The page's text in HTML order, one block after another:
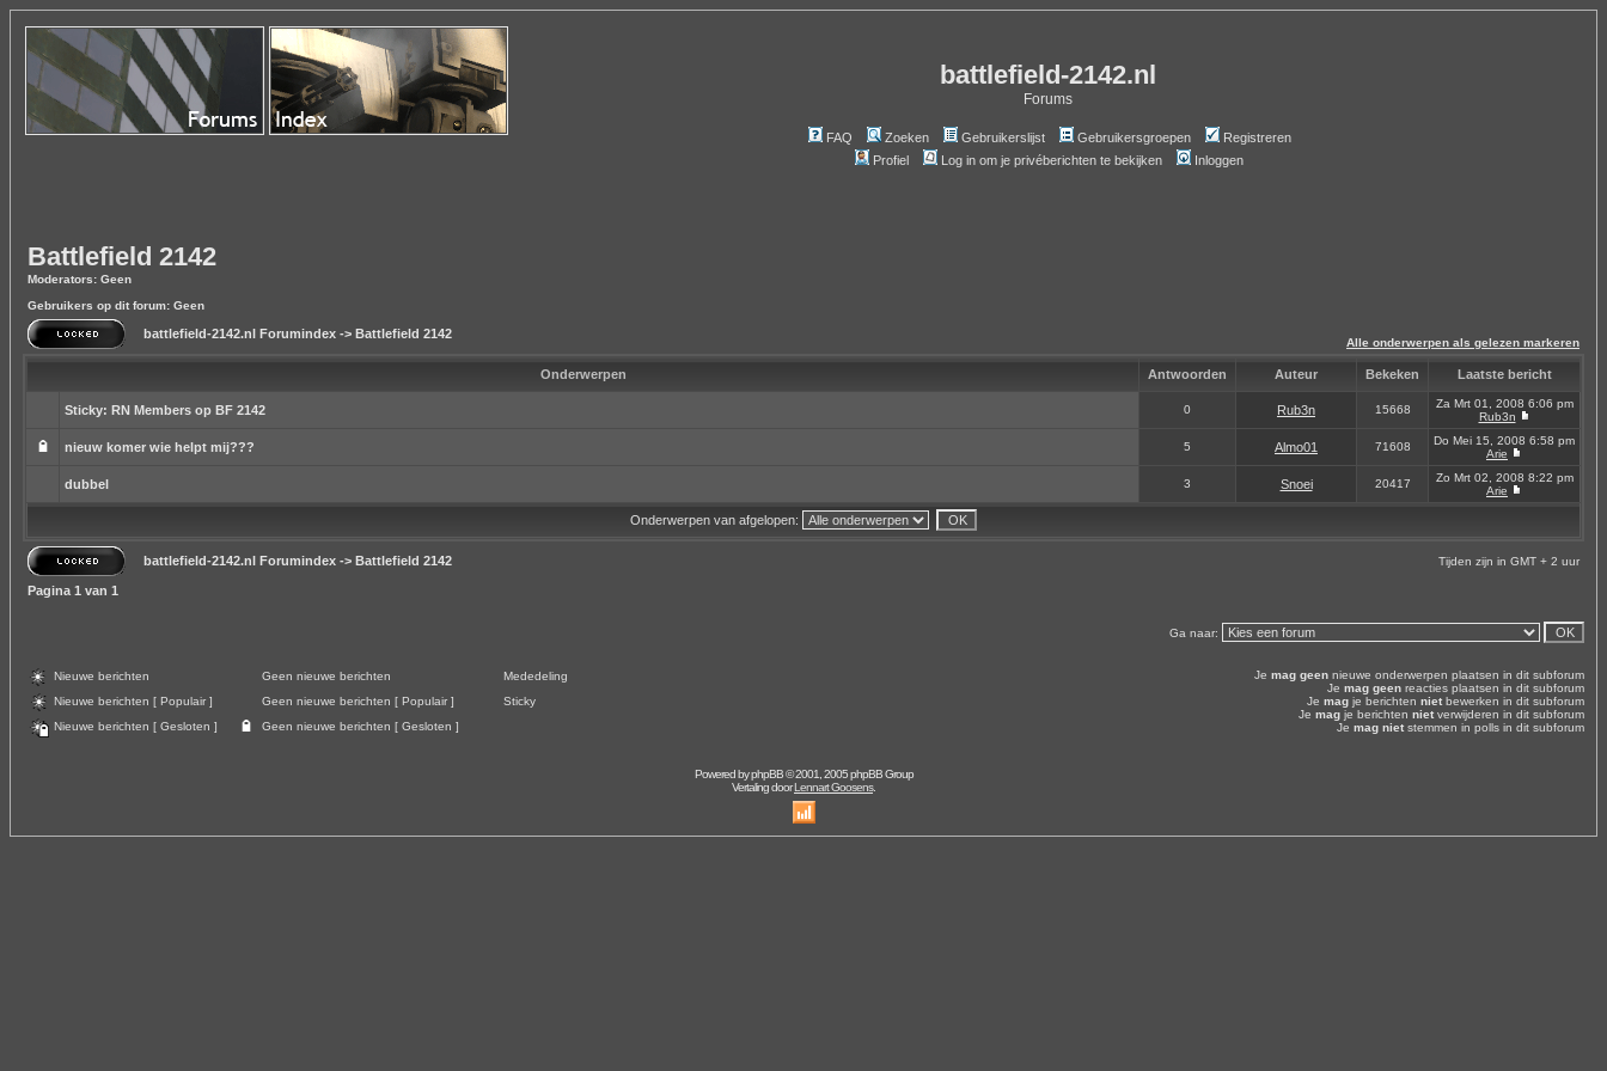
battlefield-2142.nl
Forums
FAQ Zoeken Gebruikerslijst Gebruikersgroepen
Registreren
Profiel
Log in om je privéberichten te bekijken Inloggen
Battlefield 2142
Moderators: Geen
Gebruikers op dit forum: Geen
battlefield-2142.nl Forumindex -> Battlefield 2142
Alle onderwerpen als gelezen markeren
Onderwerpen Antwoorden Auteur Bekeken Laatste bericht
Sticky: RN Members op BF 2142 0 Rub3n 15668
Za Mrt 01, 2008 6:06 pm
Rub3n
nieuw komer wie helpt mij??? 5 Almo01 71608
Do Mei 15, 2008 6:58 pm
Arie
dubbel 3 Snoei 20417
Zo Mrt 02, 2008 8:22 pm
Arie
Onderwerpen van afgelopen:
battlefield-2142.nl Forumindex -> Battlefield 2142 Tijden zijn in GMT + 2 uur
Pagina 1 van 1
Ga naar:
Nieuwe berichten Geen nieuwe berichten
Mededeling
Nieuwe berichten [ Populair ]
Geen nieuwe berichten [ Populair ]
Sticky
Nieuwe berichten [ Gesloten ]
Geen nieuwe berichten [ Gesloten ]
Je mag geen nieuwe onderwerpen plaatsen in dit subforum
Je mag geen reacties plaatsen in dit subforum
Je mag je berichten niet bewerken in dit subforum
Je mag je berichten niet verwijderen in dit subforum
Je mag niet stemmen in polls in dit subforum
Powered byphpBB© 2001, 2005 phpBB Group
Vertaling doorLennart Goosens.